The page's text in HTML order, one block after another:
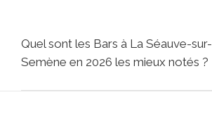
Quel sont les Bars à La Séauve-sur-
Semène en 2026 les mieux notés ?